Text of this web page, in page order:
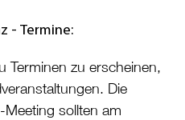
- Termine:
Terminen zu erscheinen,
Die
sollten am